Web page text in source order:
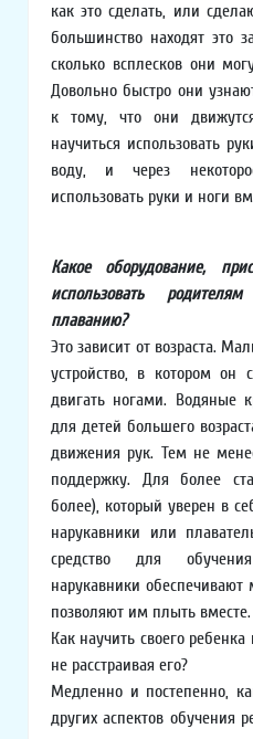
как это сделать, или
большинство находят это
сколько всплесков они
Довольно быстро они
к тому, что они
научиться использовать
воду, и через
использовать руки и ноги
Какое оборудование,
использовать
плаванию?
Это зависит от возраста.
устройство, в котором он
двигать ногами. Водяные
для детей большего
движения рук. Тем не
поддержку. Для более
более), который уверен в
нарукавники или
средство для
нарукавники
позволяют им плыть вместе.
Как научить своего
не расстраивая его?
Медленно и постепенно,
других аспектов обучения